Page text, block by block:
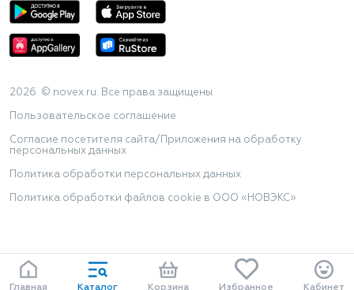
2026 © novex.ru. Все права защищены
Пользовательское соглашение
Согласие посетителя сайта/Приложения на обработку
персональных данных
Политика обработки персональных данных
Политика обработки файлов cookie в ООО «НОВЭКС»
Главная Каталог Корзина Избранное Кабинет